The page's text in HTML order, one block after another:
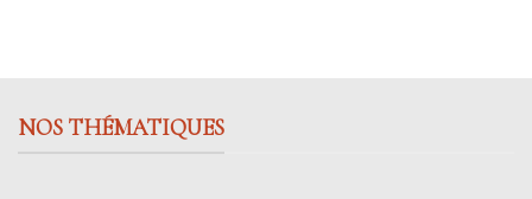
NOS THÉMATIQUES